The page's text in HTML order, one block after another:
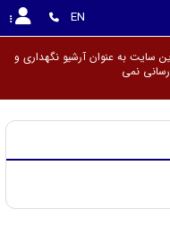
EN
سایت به عنوان آرشیو نگهداری و
رسانی ن